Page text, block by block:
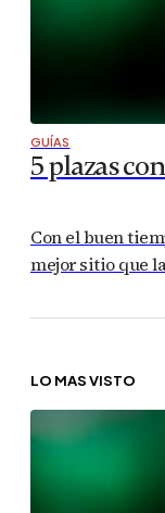
GUÍAS
5 plazas
Con el buen
mejor sitio que
LO MÁS VISTO